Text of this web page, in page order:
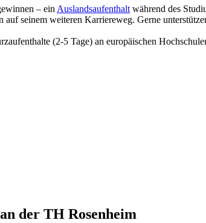
– ein Auslandsaufenthalt während des
auf seinem weiteren Karriereweg. Gerne
(2-5 Tage) an europäischen
der TH Rosenheim